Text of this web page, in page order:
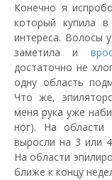
Конечно я
который купила
интереса. Волосы
заметила и
достаточно не
одну область
Что же,
меня рука уже
ног). На области
выросли на 3 или
На области
ближе к концу